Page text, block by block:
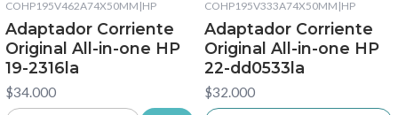
COHP195V462A74X50MM |HP
Adaptador Corriente
Original All-in-one HP
19-2316la
$34.000
COHP195V333A74X50MM |HP
Adaptador Corriente
Original All-in-one HP
22-dd0533la
$32.000